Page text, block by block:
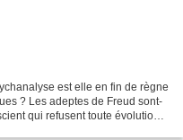
est elle en fin de règne
? Les adeptes de Freud sont-
qui refusent toute évolution ?